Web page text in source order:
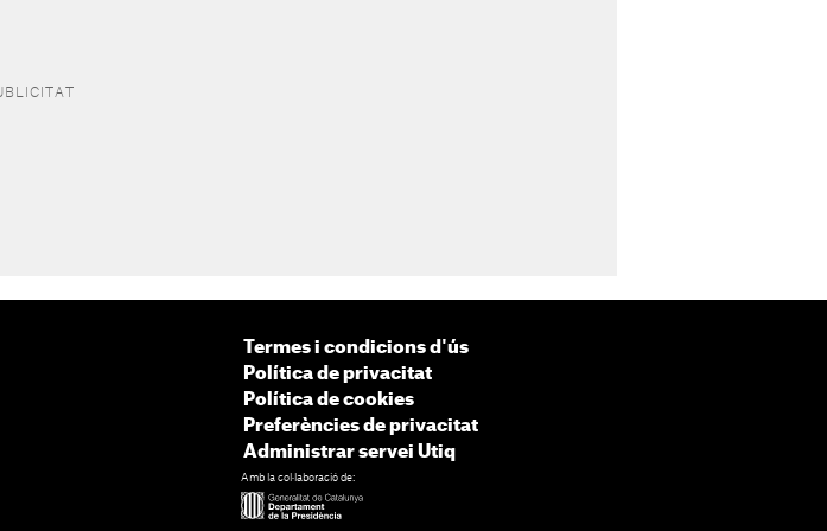
Termes i condicions d'ús
Política de privacitat
Política de cookies
Preferències de privacitat
Administrar servei Utiq
Amb la col·laboració de: